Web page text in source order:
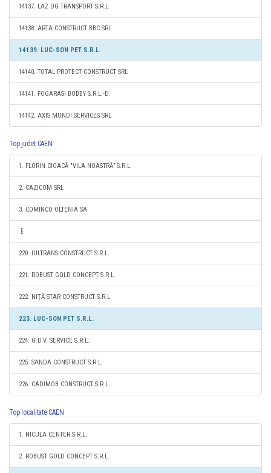
14137. LAZ DG TRANSPORT S.R.L.
14138. ARTA CONSTRUCT BBC SRL
14139. LUC-SON PET S.R.L.
14140. TOTAL PROTECT CONSTRUCT SRL
14141. FOGARASI BOBBY S.R.L.-D.
14142. AXIS MUNDI SERVICES SRL
Top judet CAEN
1. FLORIN CIOACĂ "VILA NOASTRĂ” S.R.L.
2. CAZICOM SRL
3. COMINCO OLTENIA SA
220. IULTRANS CONSTRUCT S.R.L.
221. ROBUST GOLD CONCEPT S.R.L.
222. NIŢĂ STAR CONSTRUCT S.R.L.
223. LUC-SON PET S.R.L.
224. G.D.V. SERVICE S.R.L.
225. SANDA CONSTRUCT S.R.L.
226. CADIMOB CONSTRUCT S.R.L.
Top localitate CAEN
1. NICULA CENTER S.R.L.
2. ROBUST GOLD CONCEPT S.R.L.